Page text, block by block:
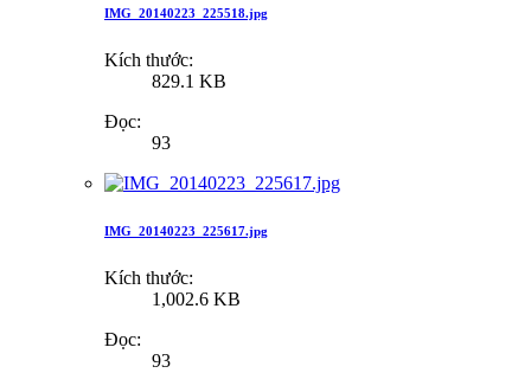
IMG_20140223_225518.jpg
Kích thước:
829.1 KB
Đọc:
93
IMG_20140223_225617.jpg
Kích thước:
1,002.6 KB
Đọc:
93